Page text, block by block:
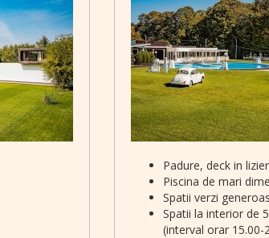
Padure, deck in
Piscina de mari
Spatii verzi
Spatii la interior de
(interval orar 15.00-